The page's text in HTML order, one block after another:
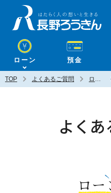
ローン 預金
TOP よくあるご質問 ローン全般
よく
ロー